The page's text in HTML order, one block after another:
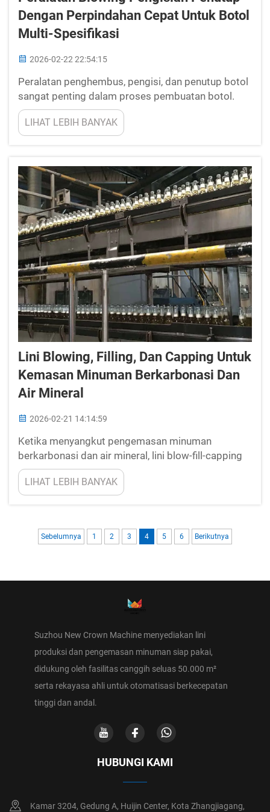
Dengan Perpindahan Cepat Untuk Botol
Multi-Spesifikasi
2026-02-22 22:54:15
Peralatan penghembus, pengisi, dan penutup botol
sangat penting dalam proses pembuatan botol.
Mesin Pengisi ini bekerja secara terintegrasi untuk
membentuk botol, mengisinya dengan cairan, serta
menutupnya secara rapat. New Crown
beralih sangat cepat dari ...
LIHAT LEBIH BANYAK
Lini Blowing, Filling, Dan Capping Untuk
Kemasan Minuman Berkarbonasi Dan
Air Mineral
2026-02-21 14:14:59
Ketika menyangkut pengemasan minuman
berkarbonasi dan air mineral, lini blow-fill-capping
memang sangat penting. Jenis lini ini membuat
seluruh proses menjadi lebih efisien serta menjaga
agar minuman tetap tersegel dengan aman untuk
pentingnya ...
LIHAT LEBIH BANYAK
Sebelumnya 1 2 3 4 5 6 Berikutnya
Suzhou New Crown Machine menyediakan lini
produksi dan pengemasan minuman siap pakai,
didukung oleh fasilitas canggih seluas 50.000 m²
serta rekayasa ahli untuk otomatisasi berkecepatan
tinggi dan andal.
HUBUNGI KAMI
Kamar 3204, Gedung A, Huijin Center, Kota Zhangjiagang,